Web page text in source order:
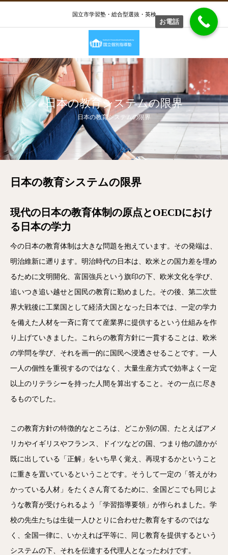
国立市学習塾・総合型選抜・英検
日本の教育システムの限界
日本の教育システムの限界
日本の教育システムの限界
現代の日本の教育体制の原点とOECDにおけ
る日本の学力
今の日本の教育体制は大きな問題を抱えています。その発端は、
明治維新に遡ります。明治時代の日本は、欧米との国力差を埋め
るために文明開化、富国強兵という旗印の下、欧米文化を学び、
追いつき追い越せと国民の教育に勤めました。その後、第二次世
界大戦後に工業国として経済大国となった日本では、一定の学力
を備えた人材を一斉に育てて産業界に提供するという仕組みを作
り上げていきました。これらの教育方針に一貫することは、欧米
の学問を学び、それを画一的に国民へ浸透させることです。一人
一人の個性を重視するのではなく、大量生産方式で効率よく一定
以上のリテラシーを持った人間を算出すること。その一点に尽き
るものでした。
この教育方針の特徴的なところは、どこか別の国、たとえばアメ
リカやイギリスやフランス、ドイツなどの国、つまり他の誰かが
既に出している「正解」をいち早く覚え、再現するかということ
に重きを置いているということです。そうして一定の「答えがわ
かっている人材」をたくさん育てるために、全国どこでも同じよ
うな教育が受けられるよう「学習指導要領」が作られました。学
校の先生たちは生徒一人ひとりに合わせた教育をするのではな
く、全国一律に、いかえれば平等に、同じ教育を提供するという
システムの下、それを伝達する代理人となったわけです。
お電話